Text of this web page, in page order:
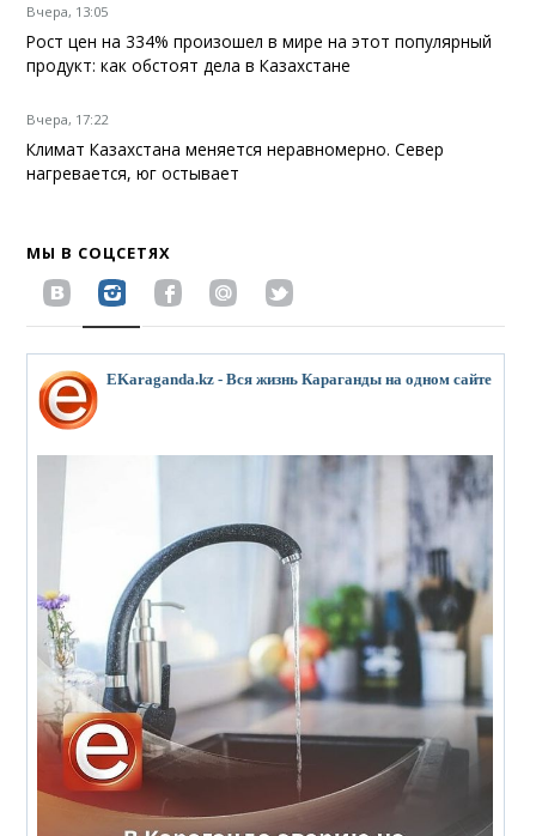
Вчера, 13:05
Рост цен на 334% произошел в мире на этот популярный
продукт: как обстоят дела в Казахстане
Вчера, 17:22
Климат Казахстана меняется неравномерно. Север
нагревается, юг остывает
МЫ В СОЦСЕТЯХ
EKaraganda.kz - Вся жизнь Караганды на одном сайте